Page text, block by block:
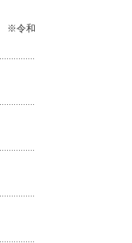
※令和